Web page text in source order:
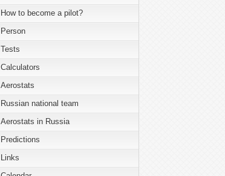
How to become a pilot?
Person
Tests
Calculators
Aerostats
Russian national team
Aerostats in Russia
Predictions
Links